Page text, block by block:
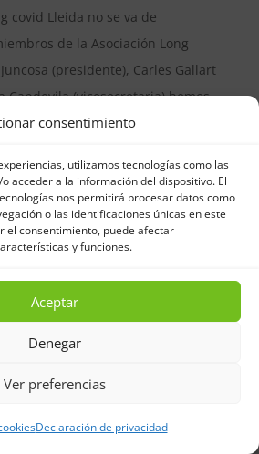
consentimiento
utilizamos tecnologías como las
acceder a la información del dispositivo. El
nos permitirá procesar datos como
o las identificaciones únicas en este
el consentimiento, puede afectar
y funciones.
Aceptar
Denegar
Ver preferencias
Declaración de privacidad
covid Lleida no se va de
de la Asociación Long
(presidente), Carles Gallart
Capdevila (vicesecretaria) hemos
muy positiva y productiva con el